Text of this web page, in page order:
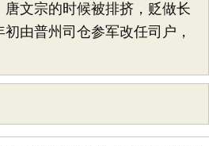
文宗的时候被排挤，贬做长
由普州司仓参军改任司户，